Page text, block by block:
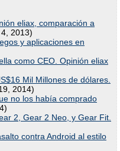
eliax, comparación a
2013)
y aplicaciones en
como CEO. Opinión eliax
Mil Millones de dólares.
2014)
no los había comprado
2, Gear 2 Neo, y Gear Fit.
contra Android al estilo